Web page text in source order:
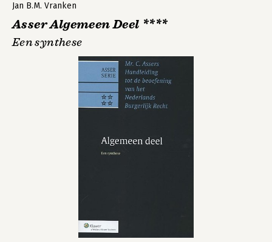
Jan B.M. Vranken
Asser Algemeen Deel ****
Een synthese